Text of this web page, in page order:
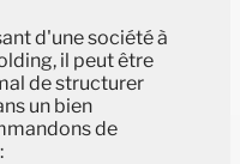
d'une société à
il peut être
de structurer
un bien
de